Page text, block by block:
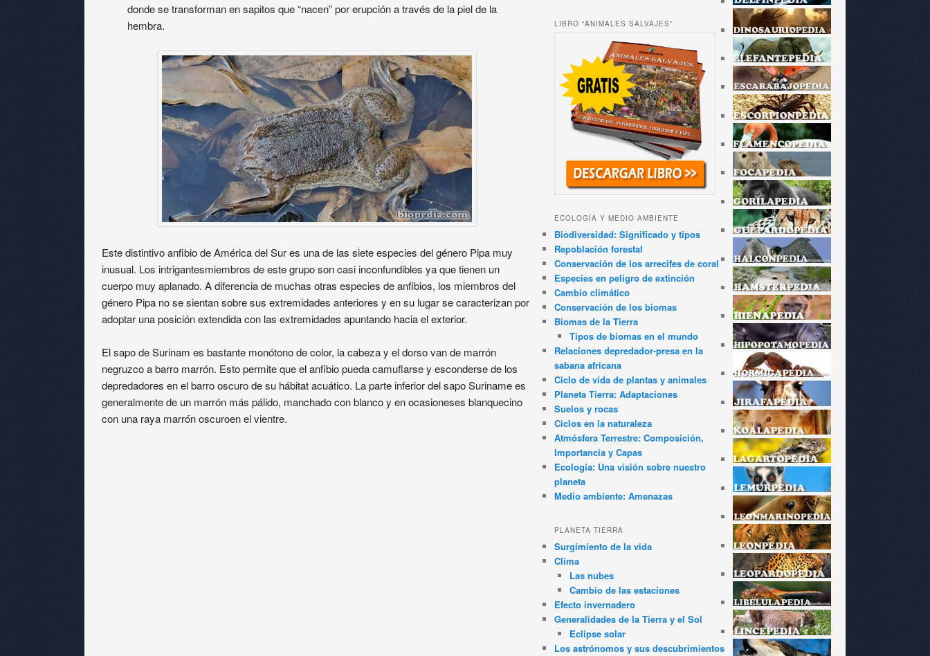
donde se transforman en sapitos que “nacen” por erupción a través de la piel de la
hembra.
Este distintivo anfibio de América del Sur es una de las siete especies del género Pipa muy
inusual. Los intrigantesmiembros de este grupo son casi inconfundibles ya que tienen un
cuerpo muy aplanado. A diferencia de muchas otras especies de anfibios, los miembros del
género Pipa no se sientan sobre sus extremidades anteriores y en su lugar se caracterizan por
adoptar una posición extendida con las extremidades apuntando hacia el exterior.
El sapo de Surinam es bastante monótono de color, la cabeza y el dorso van de marrón
negruzco a barro marrón. Esto permite que el anfibio pueda camuflarse y esconderse de los
depredadores en el barro oscuro de su hábitat acuático. La parte inferior del sapo Suriname es
generalmente de un marrón más pálido, manchado con blanco y en ocasioneses blanquecino
con una raya marrón oscuroen el vientre.
LIBRO “ANIMALES SALVAJES”
ECOLOGÍA Y MEDIO AMBIENTE
Biodiversidad: Significado y tipos
Repoblación forestal
Conservación de los arrecifes de coral
Especies en peligro de extinción
Cambio climático
Conservación de los biomas
Biomas de la Tierra
Tipos de biomas en el mundo
Relaciones depredador-presa en la
sabana africana
Ciclo de vida de plantas y animales
Planeta Tierra: Adaptaciones
Suelos y rocas
Ciclos en la naturaleza
Atmósfera Terrestre: Composición,
Importancia y Capas
Ecología: Una visión sobre nuestro
planeta
Medio ambiente: Amenazas
PLANETA TIERRA
Surgimiento de la vida
Clima
Las nubes
Cambio de las estaciones
Efecto invernadero
Generalidades de la Tierra y el Sol
Eclipse solar
Los astrónomos y sus descubrimientos